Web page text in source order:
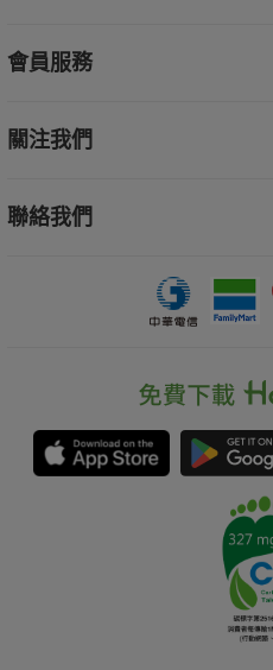
會員服務
關注我們
聯絡我們